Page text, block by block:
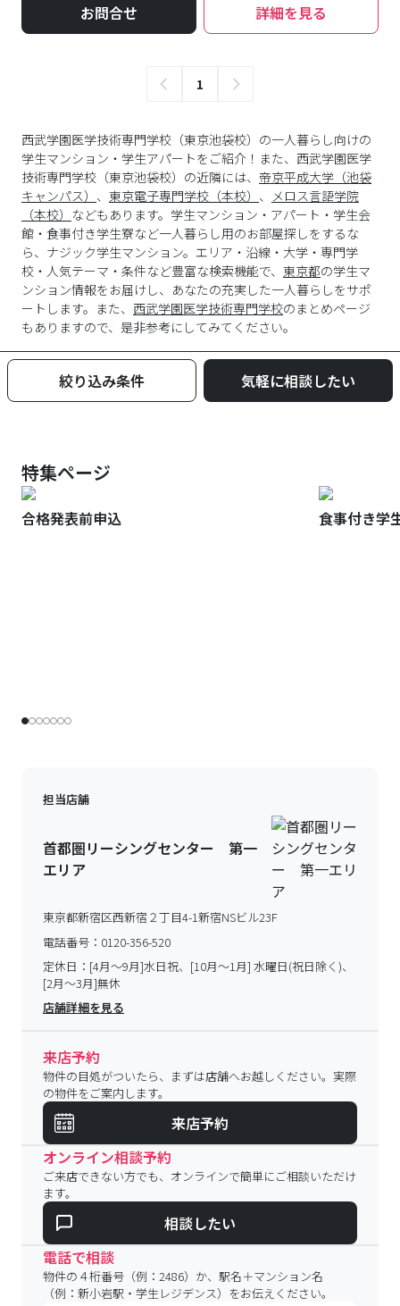
お問合せ 詳細を見る
1
西武学園医学技術専門学校（東京池袋校）の一人暮らし向けの
学生マンション・学生アパートをご紹介！また、西武学園医学
技術専門学校（東京池袋校）の近隣には、 帝京平成大学（池袋
キャンパス） 、 東京電子専門学校（本校） 、 メロス言語学院
（本校） などもあります。学生マンション・アパート・学生会
館・食事付き学生寮など一人暮らし用のお部屋探しをするな
ら、ナジック学生マンション。エリア・沿線・大学・専門学
校・人気テーマ・条件など豊富な検索機能で、 東京都の学生マ
ンション情報をお届けし、あなたの充実した一人暮らしをサポ
ートします。また、 西武学園医学技術専門学校のまとめページ
もありますので、是非参考にしてみてください。
絞り込み条件 気軽に相談したい
特集ページ
合格発表前申込 食事付き学
担当店舗
首都圏リーシングセンター 第一
エリア
東京都新宿区西新宿２丁目4-1新宿NSビル23F
電話番号： 0120-356-520
定休日： [4月～9月]水日祝、[10月～1月] 水曜日(祝日除く)、
[2月～3月]無休
店舗詳細を見る
来店予約
物件の目処がついたら、まずは店舗へお越しください。実際
の物件をご案内します。
来店予約
オンライン相談予約
ご来店できない方でも、オンラインで簡単にご相談いただけ
ます。
相談したい
電話で相談
物件の４桁番号（例：2486）か、駅名＋マンション名
（例：新小岩駅・学生レジデンス）をお伝えください。